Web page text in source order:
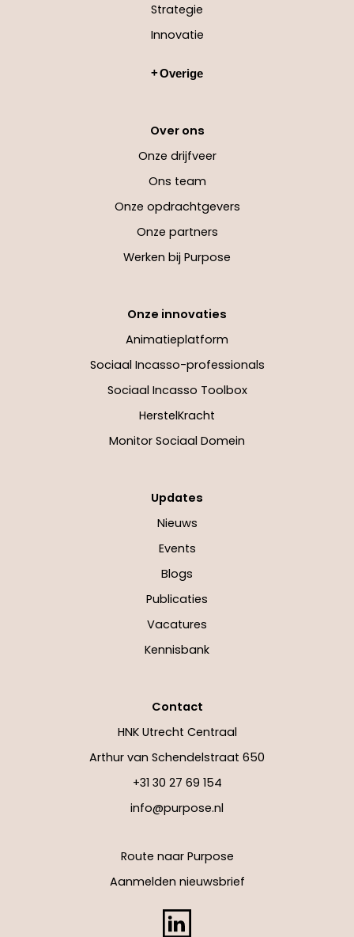
Strategie
Innovatie
Overige
Over ons
Onze drijfveer
Ons team
Onze opdrachtgevers
Onze partners
Werken bij Purpose
Onze innovaties
Animatieplatform
Sociaal Incasso-professionals
Sociaal Incasso Toolbox
HerstelKracht
Monitor Sociaal Domein
Updates
Nieuws
Events
Blogs
Publicaties
Vacatures
Kennisbank
Contact
HNK Utrecht Centraal
Arthur van Schendelstraat 650
+31 30 27 69 154
info@purpose.nl
Route naar Purpose
Aanmelden nieuwsbrief